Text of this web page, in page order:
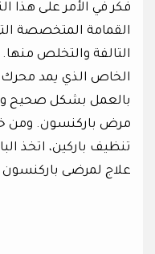
فكر في الأمر على هذا
القمامة المتخصصة
الخاص الذي يمد محرك
بالعمل بشكل صحيح
مرض باركنسون. ومن
تنظيف باركين، اتخذ
علاج لمرضى